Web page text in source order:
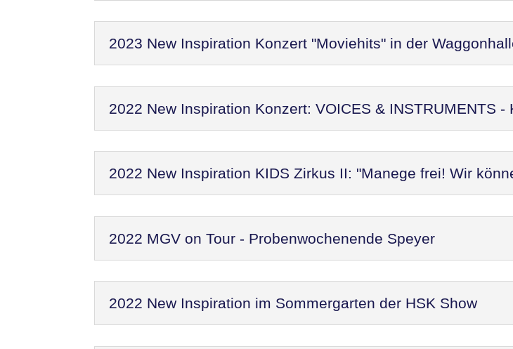
2023 New Inspiration Konzert "Moviehits" in der
2022 New Inspiration Konzert: VOICES & INSTRUMENTS -
2022 New Inspiration KIDS Zirkus II: "Manege frei! Wir
2022 MGV on Tour - Probenwochenende Speyer
2022 New Inspiration im Sommergarten der HSK Show